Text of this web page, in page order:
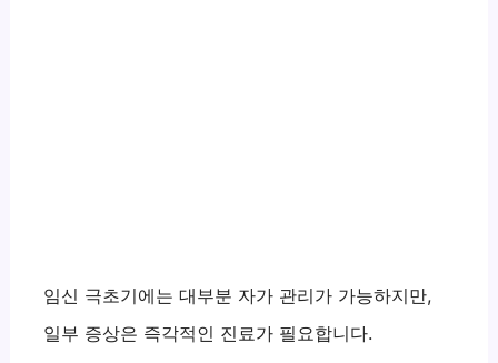
임신 극초기에는 대부분 자가 관리가 가능하지만,
일부 증상은 즉각적인 진료가 필요합니다.